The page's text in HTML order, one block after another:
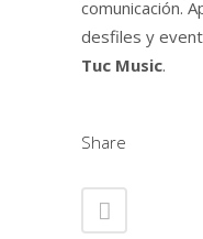
comunicación.
desfiles y
Tuc Music.
Share